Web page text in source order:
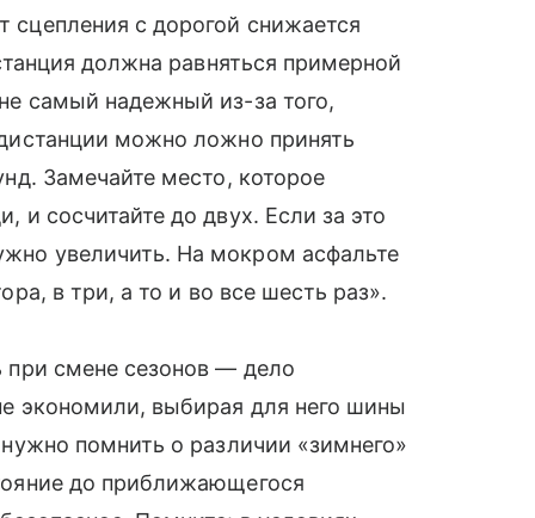
с дорогой снижается
должна равняться примерной
самый надежный из-за того,
можно ложно принять
Замечайте место, которое
и сосчитайте до двух. Если за это
увеличить. На мокром асфальте
в три, а то и во все шесть раз».
при смене сезонов — дело
экономили, выбирая для него шины
помнить о различии «зимнего»
до приближающегося